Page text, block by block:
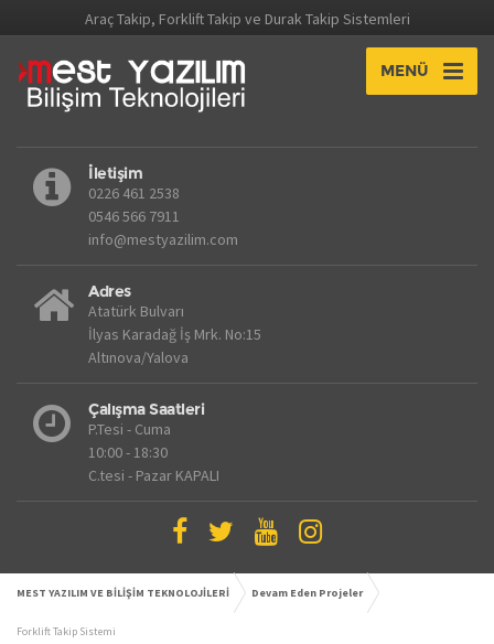
Araç Takip, Forklift Takip ve Durak Takip Sistemleri
MENÜ
İletişim
0226 461 2538
0546 566 7911
info@mestyazilim.com
Adres
Atatürk Bulvarı
İlyas Karadağ İş Mrk. No:15
Altınova/Yalova
Çalışma Saatleri
P.Tesi - Cuma
10:00 - 18:30
C.tesi - Pazar KAPALI
MEST YAZILIM VE BİLİŞİM TEKNOLOJİLERİ Devam Eden Projeler
Forklift Takip Sistemi